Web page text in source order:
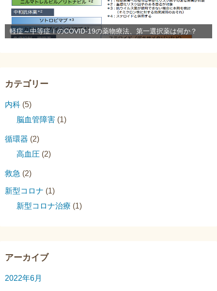
軽症～中等症ⅠのCOVID-19の薬物療法、第一選択薬は何か？
カテゴリー
内科 (5)
脳血管障害 (1)
循環器 (2)
高血圧 (2)
救急 (2)
新型コロナ (1)
新型コロナ治療 (1)
アーカイブ
2022年6月